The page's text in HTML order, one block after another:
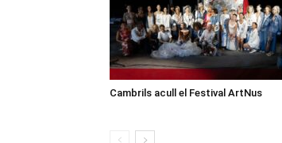
Cambrils acull el Festival ArtNus